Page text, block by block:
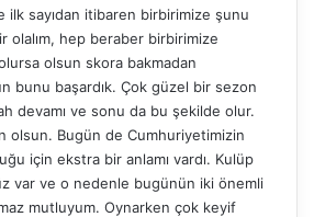
ilk sayıdan itibaren birbirimize şunu
olalım, hep beraber birbirimize
olsun skora bakmadan
bunu başardık. Çok güzel bir sezon
devamı ve sonu da bu şekilde olur.
olsun. Bugün de Cumhuriyetimizin
için ekstra bir anlamı vardı. Kulüp
var ve o nedenle bugünün iki önemli
mutluyum. Oynarken çok keyif